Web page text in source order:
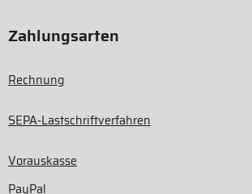
Zahlungsarten
Rechnung
SEPA-Lastschriftverfahren
Vorauskasse
PayPal